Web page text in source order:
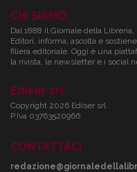
CHI SIAMO
Dal 1888 il Giornale della
Editori, informa, ascolta e
filiera editoriale. Oggi è una
la rivista, le newsletter e i social
Ediser srl
Copyright 2026 Ediser srl
P.Iva 03763520966
CONTATTACI